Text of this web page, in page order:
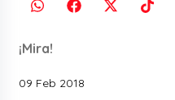
¡Mira!
09 Feb 2018